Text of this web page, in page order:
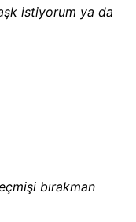
istiyorum ya da
bırakman